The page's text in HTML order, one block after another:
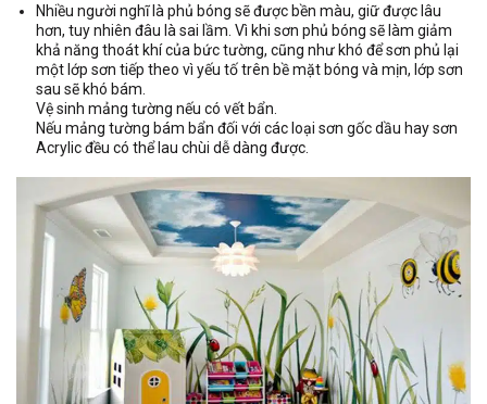
Nhiều người nghĩ là phủ bóng sẽ được bền màu, giữ được lâu
hơn, tuy nhiên đâu là sai lầm. Vì khi sơn phủ bóng sẽ làm giảm
khả năng thoát khí của bức tường, cũng như khó để sơn phủ lại
một lớp sơn tiếp theo vì yếu tố trên bề mặt bóng và mịn, lớp sơn
sau sẽ khó bám.
Vệ sinh mảng tường nếu có vết bẩn.
Nếu mảng tường bám bẩn đối với các loại sơn gốc dầu hay sơn
Acrylic đều có thể lau chùi dễ dàng được.